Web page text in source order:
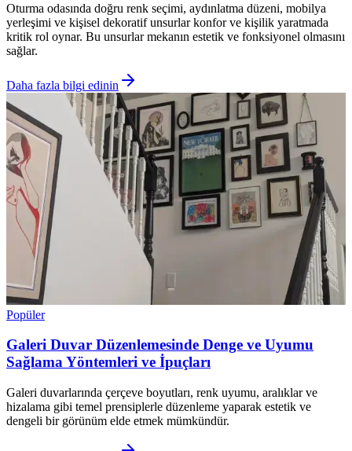
Oturma odasında doğru renk seçimi, aydınlatma düzeni, mobilya
yerleşimi ve kişisel dekoratif unsurlar konfor ve kişilik yaratmada
kritik rol oynar. Bu unsurlar mekanın estetik ve fonksiyonel olmasını
sağlar.
Daha fazla bilgi edinin
Popüler
Galeri Duvar Düzenlemesinde Denge ve Uyumu
Sağlama Yöntemleri ve İpuçları
Galeri duvarlarında çerçeve boyutları, renk uyumu, aralıklar ve
hizalama gibi temel prensiplerle düzenleme yaparak estetik ve
dengeli bir görünüm elde etmek mümkündür.